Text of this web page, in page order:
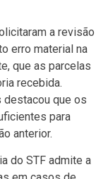
a revisão
erro material na
que as parcelas
recebida.
destacou que os
para
anterior.
do STF admite a